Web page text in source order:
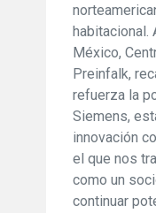
habitacional.
México,
Preinfalk,
refuerza la
Siemens,
innovación
el que nos
como un
continuar